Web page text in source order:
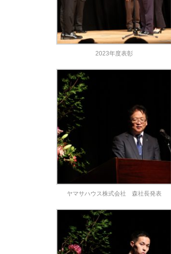
2023年度表彰
ヤマサハウス株式会社 森社長発表